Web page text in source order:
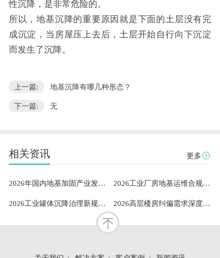
性沉降，是非常危险的。
所以，地基沉降的重要原因就是下面的土层没有完
成沉淀，当房屋压上去后，土层开始自行向下沉淀
而发生了沉降。
上一篇: 地基沉降有哪几种形态？
下一篇: 无
相关资讯 更多
2026年国内地基加固产业发展洞察：既有建筑安全与工业需求下山东隆达伟业地基加固技术有限公司成熟案例与服务能力解析 2026工业厂房地基运维合规指南：专业地坪修复服务商的稳定性测评与选型参考
2026工业罐体沉降治理新规范：标准化扶正流程与专业服务体系深度解析 2026高层楼房纠偏需求深度解析：聚焦山东隆达伟业地基加固技术有限公司专业服务能力解读